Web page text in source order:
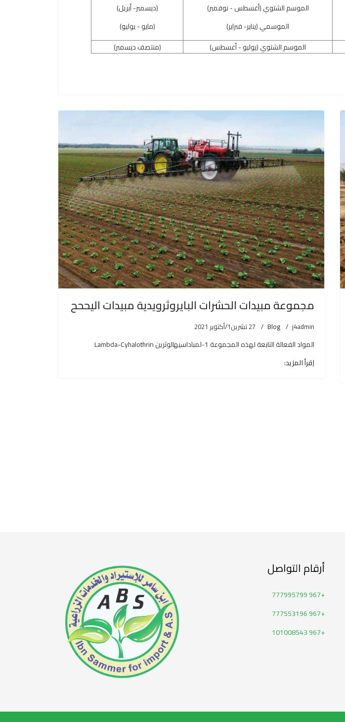
الموسم الشتوي (أغسطس - نوفمبر)
الموسمي (يناير- فبراير)
(ديسمبر- أبريل)
(مايو - يوليو)
الموسم الشتوي (يوليو - أغسطس)
(منتصف ديسمبر)
مجموعة مبيدات الحشرات البايروثرويدية مبيدات اليححح
j4admin
Blog 27 تشرين1/أكتوير 2021
المواد الفعالة التابعة لهذه المجموعة 1-لمباداسيهالوثرين Lambda-Cyhalothrin
اِقرأ المزيد:
أرقام التواصل
+967 777995799
+967 777553196
+967 101008543